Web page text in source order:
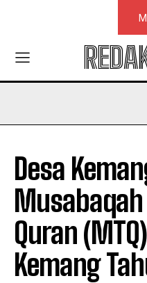
Desa
Quran
Kemang